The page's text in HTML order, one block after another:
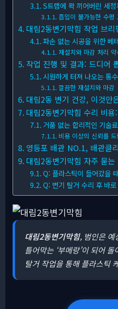
S트랩에 꽉 끼어버린 세
흡입이 불가능한 수평
대림2동변기막힘 작업 브
파손 없는 시공을 위한 베
재설치와 마감 처리 약
작업 진행 및 결과: 드디어
시원하게 터져 나오는 통
깔끔한 재설치와 마감
대림2동 변기 건강, 이것만
대림2동변기막힘 수리 비
거품 없는 합리적인 기술
비용 이상의 신뢰를
영등포 배관 NO.1, 배관클
대림2동변기막힘 자주 묻는
Q: 플라스틱이 들어갔을
Q: 변기 탈거 수리 후 바
대림2동변기막힘, 범인은 예
틀어막는 ‘부메랑’이 되어
탈거 작업을 통해 플라스틱